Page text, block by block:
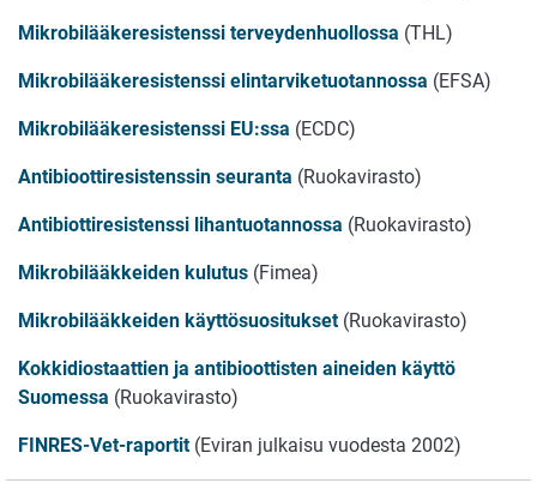
Mikrobilääkeresistenssi terveydenhuollossa (THL)
Mikrobilääkeresistenssi elintarviketuotannossa (EFSA)
Mikrobilääkeresistenssi EU:ssa (ECDC)
Antibioottiresistenssin seuranta (Ruokavirasto)
Antibiottiresistenssi lihantuotannossa (Ruokavirasto)
Mikrobilääkkeiden kulutus (Fimea)
Mikrobilääkkeiden käyttösuositukset(Ruokavirasto)
Kokkidiostaattien ja antibioottisten aineiden käyttö
Suomessa (Ruokavirasto)
FINRES-Vet-raportit(Eviran julkaisu vuodesta 2002)